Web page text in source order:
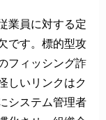
業員に対する定
です。標的型攻
フィッシング詐
しいリンクはク
システム管理者